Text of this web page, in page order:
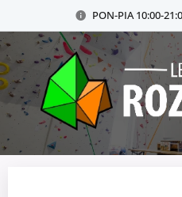
PON-PIA 10:00-